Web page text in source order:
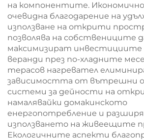
на компонентите.
очевидна благодарение на
използване на открити
позволява на собствениците
максимизират инвестициите
веранди през по-хладните
терасов нагревател
зависимостта от вътрешни
системи за дейности на
намалявайки домакинското
енергопотребление и
използването на живеещите
Екологичните аспекти